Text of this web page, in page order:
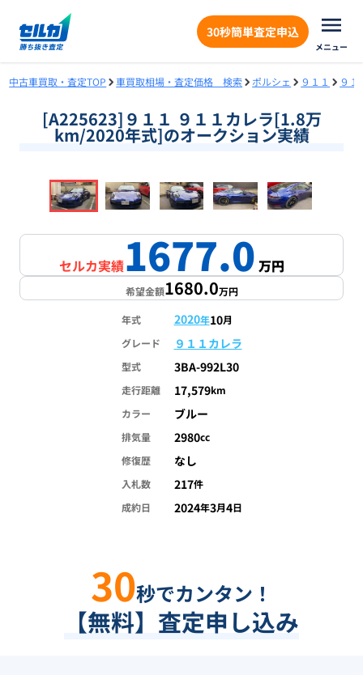
30秒簡単査定申込
メニュー
中古車買取・査定TOP 車買取相場・査定価格 検索 ポルシェ ９１１ ９
[A225623]９１１ ９１１カレラ[1.8万
km/2020年式]のオークション実績
1/18
セルカ実績1677.0万円
希望金額1680.0万円
年式 2020年10月
グレード
９１１カレラ
型式 3BA-992L30
走行距離 17,579km
カラー
ブルー
排気量 2980cc
修復歴
なし
入札数 217件
成約日
2024年3月4日
30秒でカンタン！
【無料】査定申し込み